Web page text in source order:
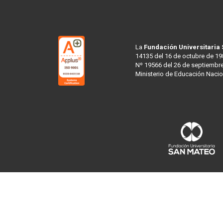
La Fundación Universitaria
14135 del 16 de octubre de
Nº 19566 del 26 de
Ministerio de Educación